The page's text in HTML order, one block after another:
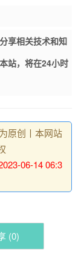
享相关技术和知
站，将在24小时
原创丨本网站
06-14 06:3
(0)